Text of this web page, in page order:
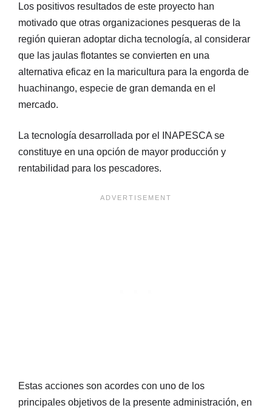
Los positivos resultados de este proyecto han
motivado que otras organizaciones pesqueras de la
región quieran adoptar dicha tecnología, al considerar
que las jaulas flotantes se convierten en una
alternativa eficaz en la maricultura para la engorda de
huachinango, especie de gran demanda en el
mercado.
La tecnología desarrollada por el INAPESCA se
constituye en una opción de mayor producción y
rentabilidad para los pescadores.
Estas acciones son acordes con uno de los
principales objetivos de la presente administración, en